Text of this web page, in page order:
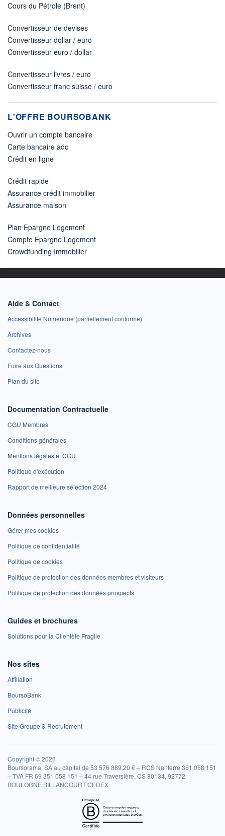
Cours du Pétrole (Brent)
Convertisseur de devises
Convertisseur dollar / euro
Convertisseur euro / dollar
Convertisseur livres / euro
Convertisseur franc suisse / euro
L'OFFRE BOURSOBANK
Ouvrir un compte bancaire
Carte bancaire ado
Crédit en ligne
Crédit rapide
Assurance crédit immobilier
Assurance maison
Plan Epargne Logement
Compte Epargne Logement
Crowdfunding Immobilier
Aide & Contact
Accessibilité Numérique (partiellement conforme)
Archives
Contactez-nous
Foire aux Questions
Plan du site
Documentation Contractuelle
CGU Membres
Conditions générales
Mentions légales et CGU
Politique d'exécution
Rapport de meilleure sélection 2024
Données personnelles
Gérer mes cookies
Politique de confidentialité
Politique de cookies
Politique de protection des données membres et visiteurs
Politique de protection des données prospects
Guides et brochures
Solutions pour la Clientèle Fragile
Nos sites
Affiliation
BoursoBank
Publicité
Site Groupe & Recrutement
Copyright © 2026
Boursorama, SA au capital de 53 576 889,20 € – RCS Nanterre 351 058 151
– TVA FR 69 351 058 151 – 44 rue Traversière, CS 80134, 92772
BOULOGNE BILLANCOURT CEDEX